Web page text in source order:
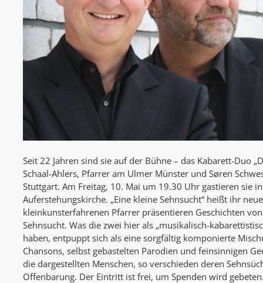
Seit 22 Jahren sind sie auf der Bühne – das Kabarett-Duo
Schaal-Ahlers, Pfarrer am Ulmer Münster und Søren
Stuttgart. Am Freitag, 10. Mai um 19.30 Uhr gastieren sie
Auferstehungskirche. „Eine kleine Sehnsucht“ heißt ihr
kleinkunsterfahrenen Pfarrer präsentieren Geschichten
Sehnsucht. Was die zwei hier als „musikalisch-
haben, entpuppt sich als eine sorgfältig komponierte
Chansons, selbst gebastelten Parodien und feinsinnigen
die dargestellten Menschen, so verschieden deren
Offenbarung. Der Eintritt ist frei, um Spenden wird